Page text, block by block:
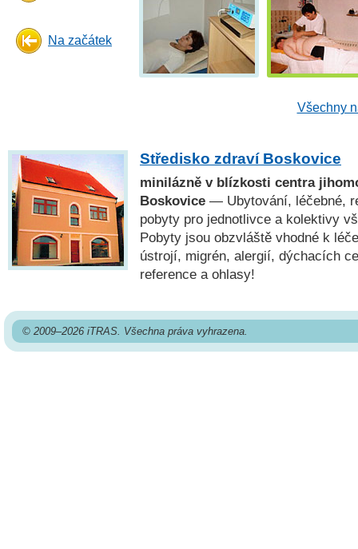
Na začátek
Všechny
Středisko zdraví Boskovice
minilázně v blízkosti centra
Boskovice — Ubytování, léčebné,
pobyty pro jednotlivce a kolektivy
Pobyty jsou obzvláště vhodné k
ústrojí, migrén, alergií, dýchacích
reference a ohlasy!
© 2009–2026 iTRAS. Všechna práva vyhrazena.